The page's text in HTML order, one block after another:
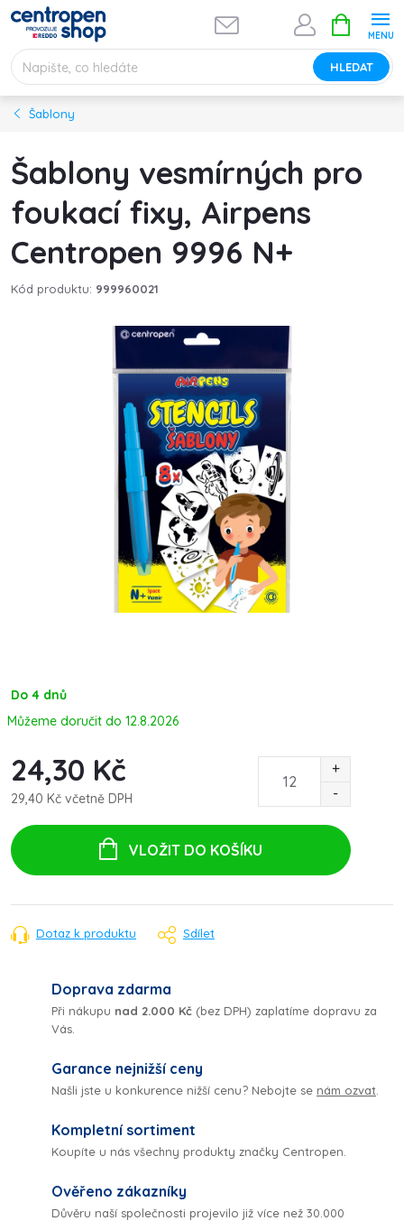
Přejít
obsah
HLEDAT
NÁKUPNÍ
KOŠÍK
Šablony
Šablony vesmírných pro
foukací fixy, Airpens
Centropen 9996 N+
Kód produktu: 999960021
Do 4 dnů
12.8.2026
24,30 Kč
29,40 Kč včetně DPH
cena:
VLOŽIT DO KOŠÍKU
Dotaz k produktu Sdílet
Doprava zdarma
Při nákupu nad 2.000 Kč (bez DPH) zaplatíme dopravu za
Vás.
Garance nejnižší ceny
Našli jste u konkurence nižší cenu? Nebojte se nám ozvat
Kompletní sortiment
Koupíte u nás všechny produkty značky Centropen.
Ověřeno zákazníky
Důvěru naší společnosti projevilo již více než 30.000